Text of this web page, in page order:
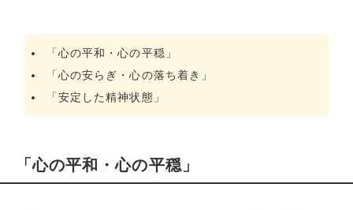
「心の平和・心の平穏」
「心の安らぎ・心の落ち着き」
「安定した精神状態」
「心の平和・心の平穏」